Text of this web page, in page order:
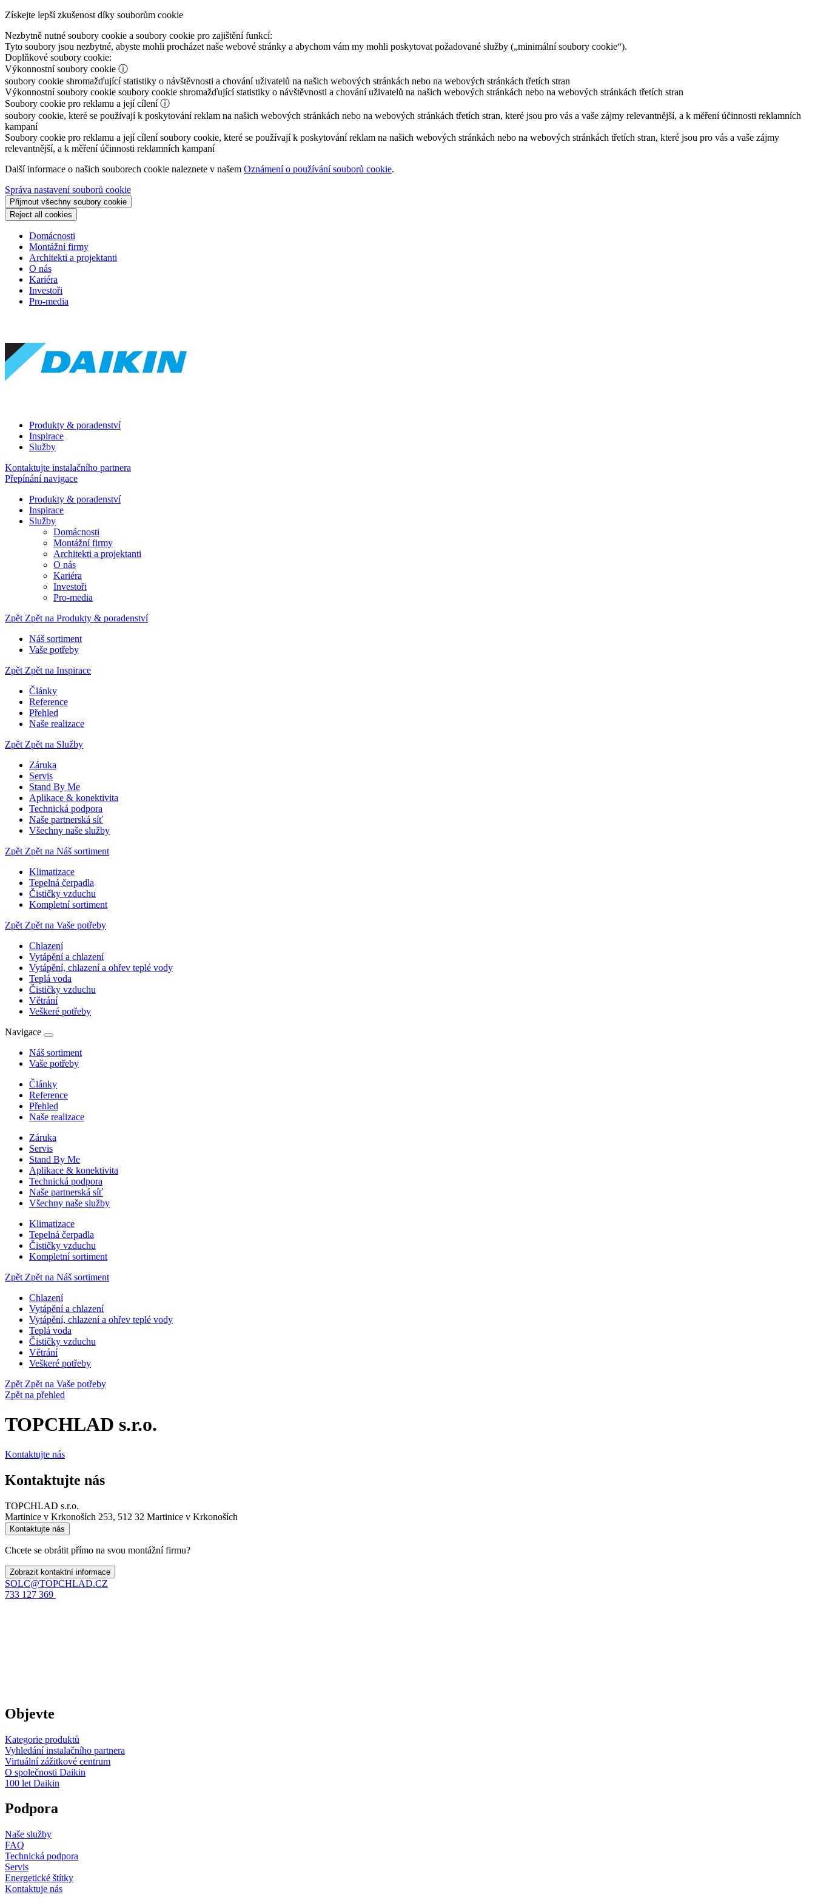
Získejte lepší zkušenost díky souborům cookie
Nezbytně nutné soubory cookie a soubory cookie pro zajištění funkcí:
Tyto soubory jsou nezbytné, abyste mohli procházet naše webové stránky a abychom vám my mohli poskytovat požadované služby („minimální soubory cookie“).
Doplňkové soubory cookie:
Výkonnostní soubory cookie ⓘ
soubory cookie shromažďující statistiky o návštěvnosti a chování uživatelů na našich webových stránkách nebo na webových stránkách třetích stran
Výkonnostní soubory cookie soubory cookie shromažďující statistiky o návštěvnosti a chování uživatelů na našich webových stránkách nebo na webových stránkách třetích stran
Soubory cookie pro reklamu a její cílení ⓘ
soubory cookie, které se používají k poskytování reklam na našich webových stránkách nebo na webových stránkách třetích stran, které jsou pro vás a vaše zájmy relevantnější, a k měření účinnosti reklamních
kampaní
Soubory cookie pro reklamu a její cílenísoubory cookie, které se používají k poskytování reklam na našich webových stránkách nebo na webových stránkách třetích stran, které jsou pro vás a vaše zájmy
relevantnější, a k měření účinnosti reklamních kampaní
Další informace o našich souborech cookie naleznete v našem Oznámení o používání souborů cookie.
Správa nastavení souborů cookie
Přijmout všechny soubory cookie
Reject all cookies
Domácnosti
Montážní firmy
Architekti a projektanti
O nás
Kariéra
Investoři
Pro-media
Produkty & poradenství
Inspirace
Služby
Kontaktujte instalačního partnera
Přepínání navigace
Produkty & poradenství
Inspirace
Služby
Domácnosti
Montážní firmy
Architekti a projektanti
O nás
Kariéra
Investoři
Pro-media
Zpět Zpět na Produkty & poradenství
Náš sortiment
Vaše potřeby
Zpět Zpět na Inspirace
Články
Reference
Přehled
Naše realizace
Zpět Zpět na Služby
Záruka
Servis
Stand By Me
Aplikace & konektivita
Technická podpora
Naše partnerská síť
Všechny naše služby
Zpět Zpět na Náš sortiment
Klimatizace
Tepelná čerpadla
Čističky vzduchu
Kompletní sortiment
Zpět Zpět na Vaše potřeby
Chlazení
Vytápění a chlazení
Vytápění, chlazení a ohřev teplé vody
Teplá voda
Čističky vzduchu
Větrání
Veškeré potřeby
Navigace
Náš sortiment
Vaše potřeby
Články
Reference
Přehled
Naše realizace
Záruka
Servis
Stand By Me
Aplikace & konektivita
Technická podpora
Naše partnerská síť
Všechny naše služby
Klimatizace
Tepelná čerpadla
Čističky vzduchu
Kompletní sortiment
Zpět Zpět na Náš sortiment
Chlazení
Vytápění a chlazení
Vytápění, chlazení a ohřev teplé vody
Teplá voda
Čističky vzduchu
Větrání
Veškeré potřeby
Zpět Zpět na Vaše potřeby
Zpět na přehled
TOPCHLAD s.r.o.
Kontaktujte nás
Kontaktujte nás
TOPCHLAD s.r.o.
Martinice v Krkonoších 253, 512 32 Martinice v Krkonoších
Kontaktujte nás
Chcete se obrátit přímo na svou montážní firmu?
Zobrazit kontaktní informace
SOLC@TOPCHLAD.CZ
733 127 369
Objevte
Kategorie produktů
Vyhledání instalačního partnera
Virtuální zážitkové centrum
O společnosti Daikin
100 let Daikin
Podpora
Naše služby
FAQ
Technická podpora
Servis
Energetické štítky
Kontaktuje nás